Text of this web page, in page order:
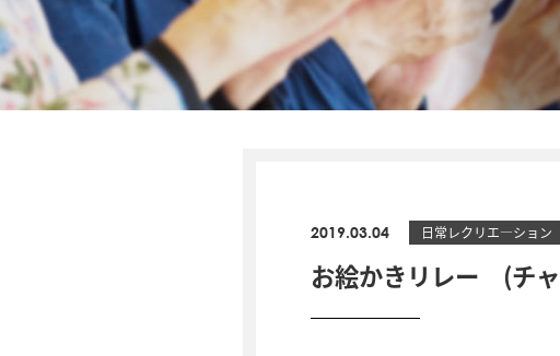
2019.03.04 日常レクリエ―ション
お絵かきリレー (チ